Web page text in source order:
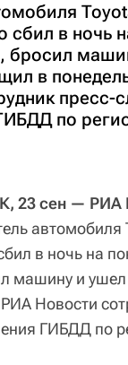
сбил в ночь
бросил
в
пресс-
по
23 сен — РИА
автомобиля
в ночь на
машину и
Новости
ГИБДД по